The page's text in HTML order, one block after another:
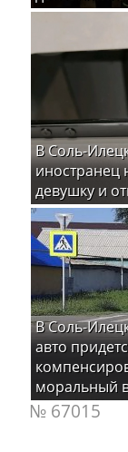
В Соль-
иностранец
девушку и
В Соль-
авто
моральный
№ 67015